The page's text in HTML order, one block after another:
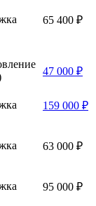
65 400 ₽
47 000 ₽
159 000 ₽
63 000 ₽
95 000 ₽